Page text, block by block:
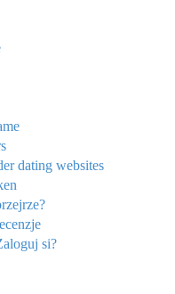
dating websites
si?